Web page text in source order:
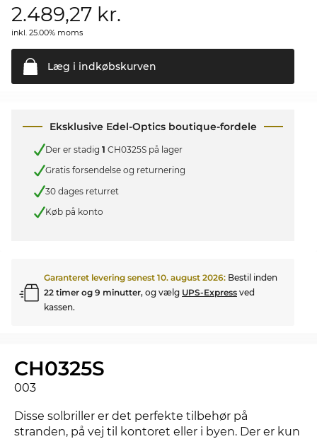
2.489,27 kr.
inkl. 25.00% moms
Læg i indkøbskurven
Eksklusive Edel-Optics boutique-fordele
Der er stadig 1 CH0325S på lager
Gratis forsendelse og returnering
30 dages returret
Køb på konto
Garanteret levering senest 10. august 2026: Bestil inden
22 timer og 9 minutter, og vælg UPS-Express ved
kassen.
CH0325S
003
Disse solbriller er det perfekte tilbehør på
stranden, på vej til kontoret eller i byen. Der er kun